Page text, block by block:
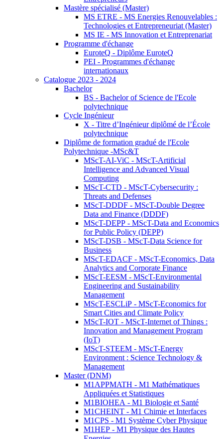
Mastère spécialisé (Master)
MS ETRE - MS Energies Renouvelables :
Technologies et Entrepreneuriat (Master)
MS IE - MS Innovation et Entreprenariat
Programme d'échange
EuroteQ - Diplôme EuroteQ
PEI - Programmes d'échange
internationaux
Catalogue 2023 - 2024
Bachelor
BS - Bachelor of Science de l'Ecole
polytechnique
Cycle Ingénieur
X - Titre d’Ingénieur diplômé de l’École
polytechnique
Diplôme de formation gradué de l'Ecole
Polytechnique -MSc&T
MScT-AI-ViC - MScT-Artificial
Intelligence and Advanced Visual
Computing
MScT-CTD - MScT-Cybersecurity :
Threats and Defenses
MScT-DDDF - MScT-Double Degree
Data and Finance (DDDF)
MScT-DEPP - MScT-Data and Economics
for Public Policy (DEPP)
MScT-DSB - MScT-Data Science for
Business
MScT-EDACF - MScT-Economics, Data
Analytics and Corporate Finance
MScT-EESM - MScT-Environmental
Engineering and Sustainability
Management
MScT-ESCLiP - MScT-Economics for
Smart Cities and Climate Policy
MScT-IOT - MScT-Internet of Things :
Innovation and Management Program
(IoT)
MScT-STEEM - MScT-Energy
Environment : Science Technology &
Management
Master (DNM)
M1APPMATH - M1 Mathématiques
Appliquées et Statistiques
M1BIOHEA - M1 Biologie et Santé
M1CHEINT - M1 Chimie et Interfaces
M1CPS - M1 Système Cyber Physique
M1HEP - M1 Physique des Hautes